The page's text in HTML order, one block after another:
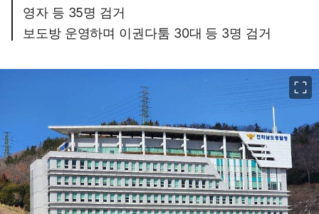
영자 등 35명 검거
보도방 운영하며 이권다툼 30대 등 3명 검거